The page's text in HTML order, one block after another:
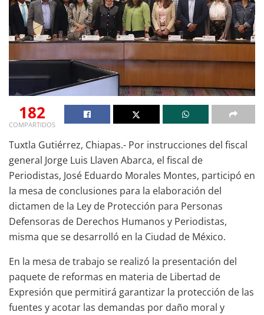
182
COMPARTIDOS
Tuxtla Gutiérrez, Chiapas.- Por instrucciones del fiscal
general Jorge Luis Llaven Abarca, el fiscal de
Periodistas, José Eduardo Morales Montes, participó en
la mesa de conclusiones para la elaboración del
dictamen de la Ley de Protección para Personas
Defensoras de Derechos Humanos y Periodistas,
misma que se desarrolló en la Ciudad de México.
En la mesa de trabajo se realizó la presentación del
paquete de reformas en materia de Libertad de
Expresión que permitirá garantizar la protección de las
fuentes y acotar las demandas por daño moral y